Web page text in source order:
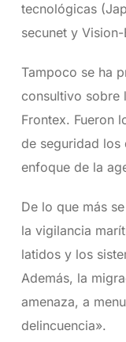
tecnológicas
secunet y
Tampoco se ha
consultivo sobre
Frontex. Fueron
de seguridad los
enfoque de la
De lo que más
la vigilancia
latidos y los
Además, la
amenaza, a
delincuencia».